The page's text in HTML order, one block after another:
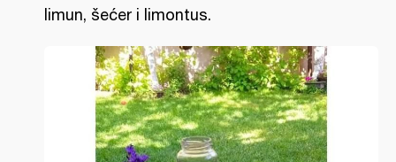
limun, šećer i limontus.